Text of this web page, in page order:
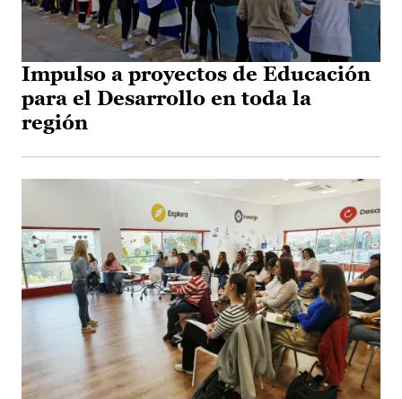
Impulso a proyectos de Educación
para el Desarrollo en toda la
región